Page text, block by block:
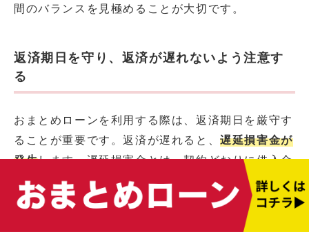
間のバランスを見極めることが大切です。
返済期日を守り、返済が遅れないよう注意す
る
おまとめローンを利用する際は、返済期日を厳守す
ることが重要です。返済が遅れると、遅延損害金が
発生します。遅延損害金とは、契約どおりに借入金
を返済できないことに対するペナルティです。
さらに返済が遅れると信用情報機関に延滞情報が記